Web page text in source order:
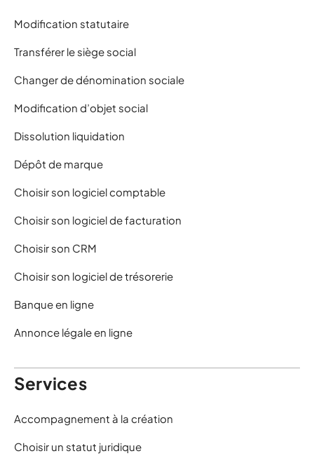
Modification statutaire
Transférer le siège social
Changer de dénomination sociale
Modification d’objet social
Dissolution liquidation
Dépôt de marque
Choisir son logiciel comptable
Choisir son logiciel de facturation
Choisir son CRM
Choisir son logiciel de trésorerie
Banque en ligne
Annonce légale en ligne
Services
Accompagnement à la création
Choisir un statut juridique